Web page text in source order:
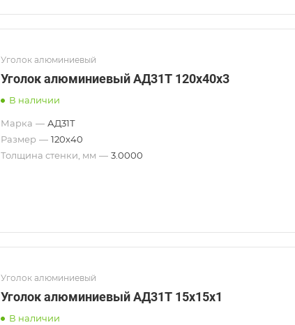
Уголок алюминиевый
Уголок алюминиевый АД31Т 120х40х3
В наличии
Марка — АД31Т
Размер — 120х40
Толщина стенки, мм — 3.0000
Уголок алюминиевый
Уголок алюминиевый АД31Т 15х15х1
В наличии